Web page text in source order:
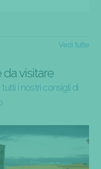
Vedi tutte
visitare
i nostri consigli di